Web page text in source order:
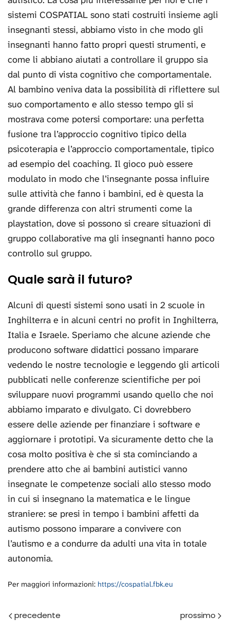
sistemi COSPATIAL sono stati costruiti insieme agli
insegnanti stessi, abbiamo visto in che modo gli
insegnanti hanno fatto propri questi strumenti, e
come li abbiano aiutati a controllare il gruppo sia
dal punto di vista cognitivo che comportamentale.
Al bambino veniva data la possibilità di riflettere sul
suo comportamento e allo stesso tempo gli si
mostrava come potersi comportare: una perfetta
fusione tra l’approccio cognitivo tipico della
psicoterapia e l’approccio comportamentale, tipico
ad esempio del coaching. Il gioco può essere
modulato in modo che l’insegnante possa influire
sulle attività che fanno i bambini, ed è questa la
grande differenza con altri strumenti come la
playstation, dove si possono si creare situazioni di
gruppo collaborative ma gli insegnanti hanno poco
controllo sul gruppo.
Quale sarà il futuro?
Alcuni di questi sistemi sono usati in 2 scuole in
Inghilterra e in alcuni centri no profit in Inghilterra,
Italia e Israele. Speriamo che alcune aziende che
producono software didattici possano imparare
vedendo le nostre tecnologie e leggendo gli articoli
pubblicati nelle conferenze scientifiche per poi
sviluppare nuovi programmi usando quello che noi
abbiamo imparato e divulgato. Ci dovrebbero
essere delle aziende per finanziare i software e
aggiornare i prototipi. Va sicuramente detto che la
cosa molto positiva è che si sta cominciando a
prendere atto che ai bambini autistici vanno
insegnate le competenze sociali allo stesso modo
in cui si insegnano la matematica e le lingue
straniere: se presi in tempo i bambini affetti da
autismo possono imparare a convivere con
l’autismo e a condurre da adulti una vita in totale
autonomia.
Per maggiori informazioni: https://cospatial.fbk.eu